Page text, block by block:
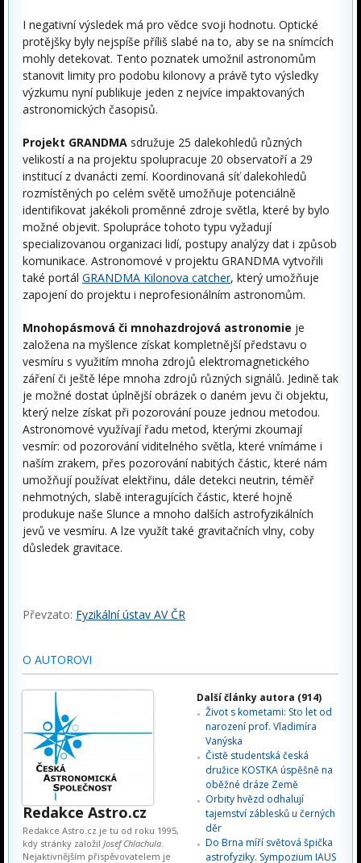
I negativní výsledek má pro vědce svoji hodnotu. Optické
protějšky byly nejspíše příliš slabé na to, aby se na snímcích
mohly detekovat. Tento poznatek umožnil astronomům
stanovit limity pro podobu kilonovy a právě tyto výsledky
výzkumu nyní publikuje jeden z nejvíce impaktovaných
astronomických časopisů.
Projekt GRANDMA sdružuje 25 dalekohledů různých
velikostí a na projektu spolupracuje 20 observatoří a 29
institucí z dvanácti zemí. Koordinovaná síť dalekohledů
rozmístěných po celém světě umožňuje potenciálně
identifikovat jakékoli proměnné zdroje světla, které by bylo
možné objevit. Spolupráce tohoto typu vyžadují
specializovanou organizaci lidí, postupy analýzy dat i způsob
komunikace. Astronomové v projektu GRANDMA vytvořili
také portál GRANDMA Kilonova catcher, který umožňuje
zapojení do projektu i neprofesionálním astronomům.
Mnohopásmová či mnohazdrojová astronomie je
založena na myšlence získat kompletnější představu o
vesmíru s využitím mnoha zdrojů elektromagnetického
záření či ještě lépe mnoha zdrojů různých signálů. Jedině tak
je možné dostat úplnější obrázek o daném jevu či objektu,
který nelze získat při pozorování pouze jednou metodou.
Astronomové využívají řadu metod, kterými zkoumají
vesmír: od pozorování viditelného světla, které vnímáme i
naším zrakem, přes pozorování nabitých částic, které nám
umožňují používat elektřinu, dále detekci neutrin, téměř
nehmotných, slabě interagujících částic, které hojně
produkuje naše Slunce a mnoho dalších astrofyzikálních
jevů ve vesmíru. A lze využít také gravitačních vlny, coby
důsledek gravitace.
Převzato: Fyzikální ústav AV ČR
O AUTOROVI
Redakce Astro.cz
Redakce Astro.cz je tu od roku 1995,
kdy stránky založil Josef Chlachula
Nejaktivnějším přispěvovatelem je
Další články autora (914)
Život s kometami: Sto let od
narození prof. Vladimíra
Vanýska
Čistě studentská česká
družice KOSTKA úspěšně na
oběžné dráze Země
Orbity hvězd odhalují
tajemství záblesků u černých
děr
Do Brna míří světová špička
astrofyziky. Sympozium IAUS